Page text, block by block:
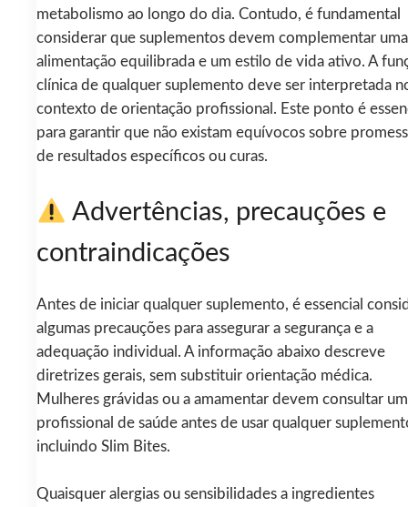
metabolismo ao longo do dia. Contudo, é fundamental
considerar que suplementos devem complementar uma
alimentação equilibrada e um estilo de vida ativo. A
clínica de qualquer suplemento deve ser interpretada
contexto de orientação profissional. Este ponto é
para garantir que não existam equívocos sobre
de resultados específicos ou curas.
Advertências, precauções e
contraindicações
Antes de iniciar qualquer suplemento, é essencial
algumas precauções para assegurar a segurança e a
adequação individual. A informação abaixo descreve
diretrizes gerais, sem substituir orientação médica.
Mulheres grávidas ou a amamentar devem consultar um
profissional de saúde antes de usar qualquer
incluindo Slim Bites.
Quaisquer alergias ou sensibilidades a ingredientes